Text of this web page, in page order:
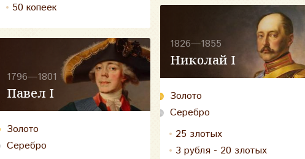
50 копеек
Николай I
1826—1855
Золото
Серебро
25 злотых
3 рубля - 20 злотых
Павел I
1796—1801
Золото
Серебро